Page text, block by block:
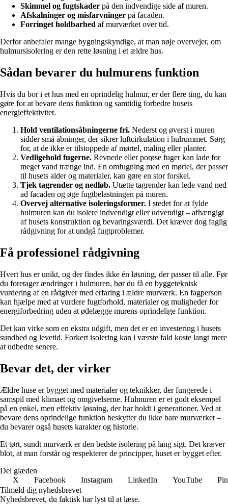
Skimmel og fugtskader på den indvendige side af muren.
Afskalninger og misfarvninger på facaden.
Forringet holdbarhed af murværket over tid.
Derfor anbefaler mange bygningskyndige, at man nøje overvejer, om
hulmursisolering er den rette løsning i et ældre hus.
Sådan bevarer du hulmurens funktion
Hvis du bor i et hus med en oprindelig hulmur, er der flere ting, du kan
gøre for at bevare dens funktion og samtidig forbedre husets
energieffektivitet.
Hold ventilationsåbningerne fri. Nederst og øverst i muren
sidder små åbninger, der sikrer luftcirkulation i hulrummet. Sørg
for, at de ikke er tilstoppede af mørtel, maling eller planter.
Vedligehold fugerne. Revnede eller porøse fuger kan lade for
meget vand trænge ind. En omfugning med en mørtel, der passer
til husets alder og materialer, kan gøre en stor forskel.
Tjek tagrender og nedløb. Utætte tagrender kan lede vand ned
ad facaden og øge fugtbelastningen på muren.
Overvej alternative isoleringsformer. I stedet for at fylde
hulmuren kan du isolere indvendigt eller udvendigt – afhængigt
af husets konstruktion og bevaringsværdi. Det kræver dog faglig
rådgivning for at undgå fugtproblemer.
Få professionel rådgivning
Hvert hus er unikt, og der findes ikke én løsning, der passer til alle. Før
du foretager ændringer i hulmuren, bør du få en byggeteknisk
vurdering af en rådgiver med erfaring i ældre murværk. En fagperson
kan hjælpe med at vurdere fugtforhold, materialer og muligheder for
energiforbedring uden at ødelægge murens oprindelige funktion.
Det kan virke som en ekstra udgift, men det er en investering i husets
sundhed og levetid. Forkert isolering kan i værste fald koste langt mere
at udbedre senere.
Bevar det, der virker
Ældre huse er bygget med materialer og teknikker, der fungerede i
samspil med klimaet og omgivelserne. Hulmuren er et godt eksempel
på en enkel, men effektiv løsning, der har holdt i generationer. Ved at
bevare dens oprindelige funktion beskytter du ikke bare murværket –
du bevarer også husets karakter og historie.
Et tørt, sundt murværk er den bedste isolering på lang sigt. Det kræver
blot, at man forstår og respekterer de principper, huset er bygget efter.
Del glæden
X
Facebook Instagram LinkedIn YouTube
Tilmeld dig nyhedsbrevet
Nyhedsbrevet, du faktisk har lyst til at læse.